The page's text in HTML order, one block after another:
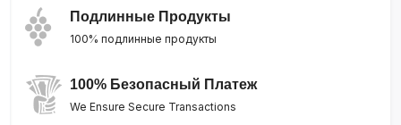
Подлинные Продукты
100% подлинные продукты
100% Безопасный Платеж
We Ensure Secure Transactions